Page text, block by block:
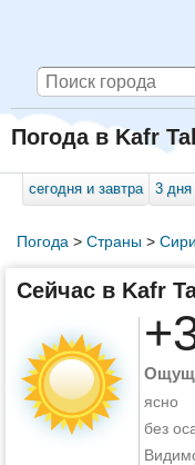
Погода в Kafr
сегодня и завтра 3 дня
Погода > Страны>
Сейчас в Kafr
ясно
без